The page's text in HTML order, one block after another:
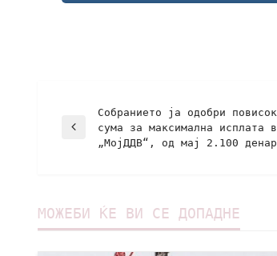
Собранието ја одобри
сума за максимална исплата
„МојДДВ“, од мај 2.100
МОЖЕБИ ЌЕ ВИ СЕ ДОПАДНЕ